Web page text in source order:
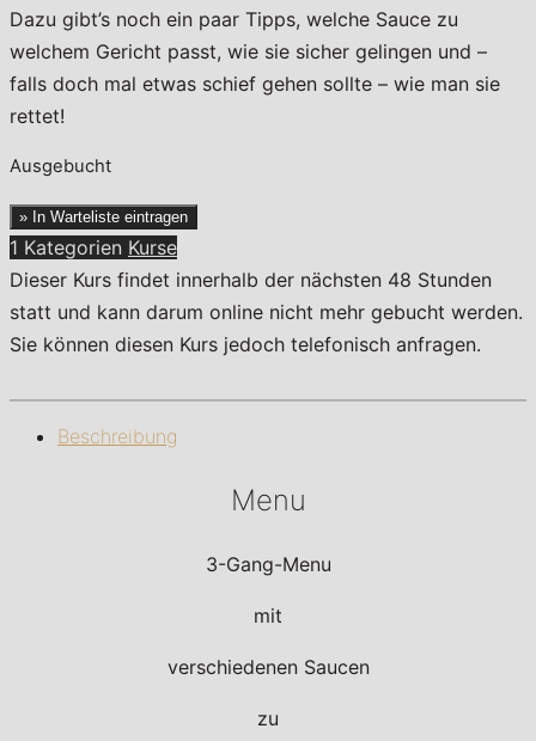
Dazu gibt’s noch ein paar Tipps, welche Sauce zu
welchem Gericht passt, wie sie sicher gelingen und –
falls doch mal etwas schief gehen sollte – wie man sie
rettet!
Ausgebucht
» In Warteliste eintragen
1 Kategorien Kurse
Dieser Kurs findet innerhalb der nächsten 48 Stunden
statt und kann darum online nicht mehr gebucht werden.
Sie können diesen Kurs jedoch telefonisch anfragen.
Beschreibung
Menu
3-Gang-Menu
mit
verschiedenen Saucen
zu